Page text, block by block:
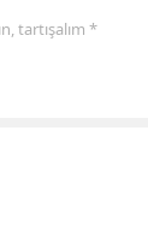
tartışalım *